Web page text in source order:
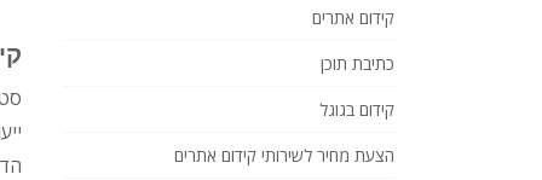
קידום אתרים
כתיבת תוכן
קידום בגוגל
הצעת מחיר לשירותי קידום אתרים